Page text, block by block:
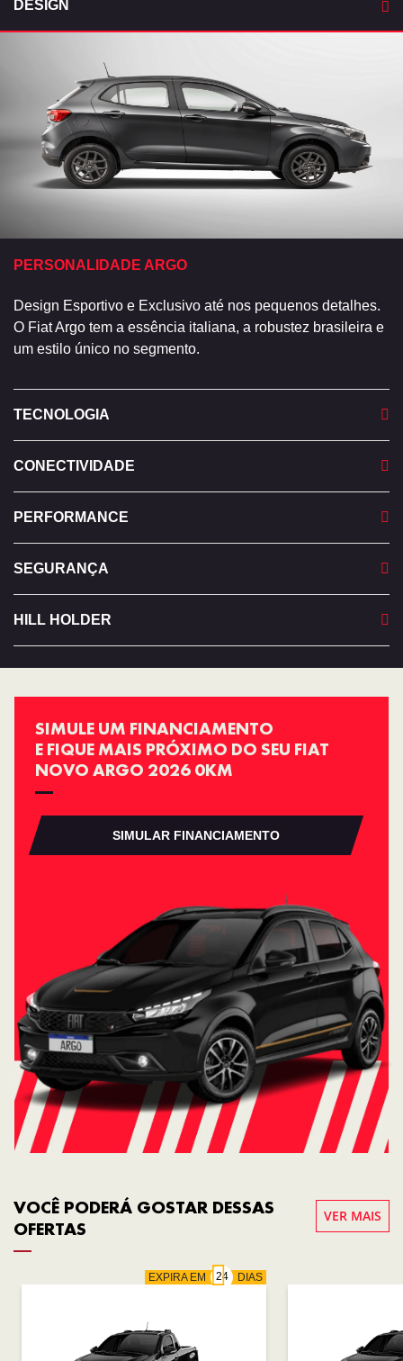
DESIGN
PERSONALIDADE ARGO
Design Esportivo e Exclusivo até nos pequenos detalhes.
O Fiat Argo tem a essência italiana, a robustez brasileira e
um estilo único no segmento.
TECNOLOGIA
CONECTIVIDADE
PERFORMANCE
SEGURANÇA
HILL HOLDER
SIMULE UM FINANCIAMENTO
E FIQUE MAIS PRÓXIMO DO SEU FIAT
NOVO ARGO 2026 0KM
SIMULAR FINANCIAMENTO
VOCÊ PODERÁ GOSTAR DESSAS
OFERTAS
VER MAIS
EXPIRA EM DIAS